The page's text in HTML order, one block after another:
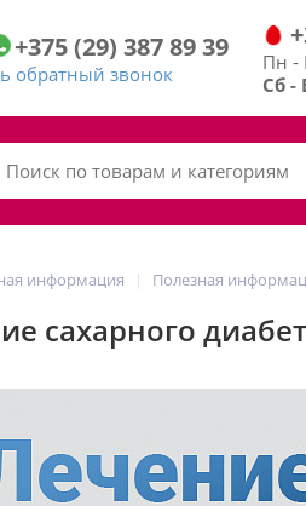
+375(29) 3878939
обратный звонок
Пн -
Сб -
информация Полезная
сахарного